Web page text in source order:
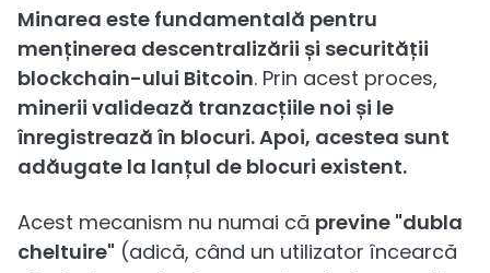
Minarea este fundamentală pentru
menținerea descentralizării și securității
blockchain-ului Bitcoin. Prin acest proces,
minerii validează tranzacțiile noi și le
înregistrează în blocuri. Apoi, acestea sunt
adăugate la lanțul de blocuri existent.
Acest mecanism nu numai că previne "dubla
cheltuire" (adică, când un utilizator încearcă